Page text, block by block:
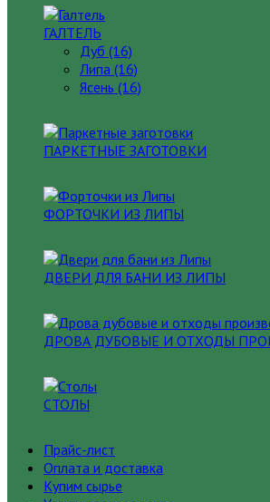
ГАЛТЕЛЬ
Дуб (16)
Липа (16)
Ясень (16)
ПАРКЕТНЫЕ ЗАГОТОВКИ
ФОРТОЧКИ ИЗ ЛИПЫ
ДВЕРИ ДЛЯ БАНИ ИЗ ЛИПЫ
ДРОВА ДУБОВЫЕ И ОТХОДЫ
СТОЛЫ
Прайс-лист
Оплата и доставка
Купим сырье